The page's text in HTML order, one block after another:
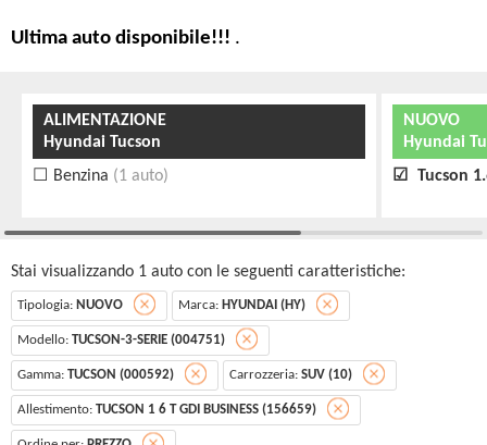
Ultima auto disponibile!!! .
ALIMENTAZIONE
Hyundai Tucson
Benzina (1 auto)
NUOVO
Hyundai
Tucson
Stai visualizzando 1 auto con le seguenti caratteristiche:
Tipologia: NUOVO Marca: HYUNDAI (HY)
Modello: TUCSON-3-SERIE (004751)
Gamma: TUCSON (000592) Carrozzeria: SUV (10)
Allestimento: TUCSON 1 6 T GDI BUSINESS (156659)